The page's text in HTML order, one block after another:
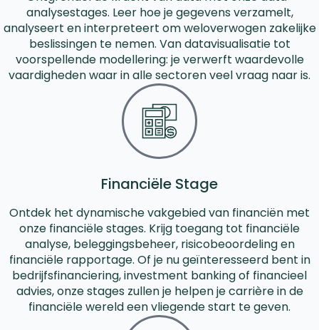
analysestages. Leer hoe je gegevens verzamelt,
analyseert en interpreteert om weloverwogen zakelijke
beslissingen te nemen. Van datavisualisatie tot
voorspellende modellering: je verwerft waardevolle
vaardigheden waar in alle sectoren veel vraag naar is.
Financiële Stage
Ontdek het dynamische vakgebied van financiën met
onze financiële stages. Krijg toegang tot financiële
analyse, beleggingsbeheer, risicobeoordeling en
financiële rapportage. Of je nu geïnteresseerd bent in
bedrijfsfinanciering, investment banking of financieel
advies, onze stages zullen je helpen je carrière in de
financiële wereld een vliegende start te geven.